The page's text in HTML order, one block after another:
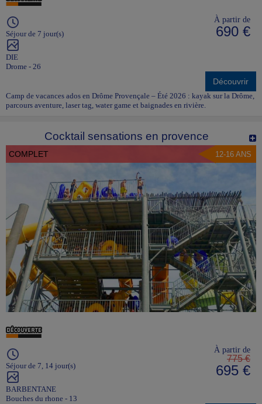
Séjour de 7 jour(s)
DIE
Drome - 26
À partir de
690 €
Découvrir
Camp de vacances ados en Drôme Provençale – Été 2026 : kayak sur la Drôme,
parcours aventure, laser tag, water game et baignades en rivière.
Cocktail sensations en provence
COMPLET 12-16 ANS
Séjour de 7, 14 jour(s)
BARBENTANE
Bouches du rhone - 13
À partir de
775 €
695 €